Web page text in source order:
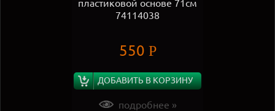
пластиковой основе 71см
74114038
550 Р
ДОБАВИТЬ В КОРЗИНУ
подробнее »